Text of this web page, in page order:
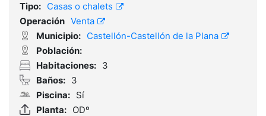
Tipo: Casas o chalets
Operación Venta
Municipio: Castellón-Castellón de la Plana
Población:
Habitaciones: 3
Baños: 3
Piscina: Sí
Planta: ODº